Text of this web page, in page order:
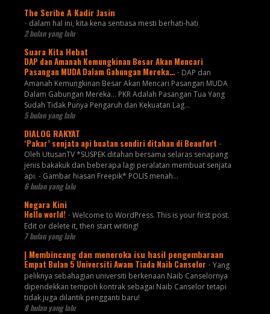
The Scribe A Kadir Jasin
- dalam hal ini, kita kena sentiasa mesti berhati-hati
2 bulan yang lalu
Suara Kita Hebat
DAP dan Amanah Kemungkinan Besar Akan Mencari
Pasangan MUDA Dalam Gabungan Mereka… - DAP dan
Amanah Kemungkinan Besar Akan Mencari Pasangan MUDA
Dalam Gabungan Mereka… PKR Adalah Pasangan Tua Yang
Sudah Tidak Punya Pengaruh dan Kekuatan Lag...
5 bulan yang lalu
DIALOG RAKYAT
‘Pakar’ senjata api buatan sendiri ditahan di Beaufort -
Oleh UtusanTV *SUSPEK ditahan bersama selaras senapang
jenis bakakuk dan beberapa lagi peralatan membuat senjata
api. - Gambar hiasan Freepik* POLIS menah...
6 bulan yang lalu
Negara Kini
Hello world! - Welcome to WordPress. This is your first post.
Edit or delete it, then start writing!
7 bulan yang lalu
| Membincang dan meneroka isu hasil pengembaraan
Empat Bulan 5 Universiti Awam Tiada Naib Canselor - Yang
peliknya sebahagian universiti berkenaan Naib Canselornya
dipendekkan tempoh kontrak sebagai Naib Canselor tetapi
tidak juga dilantik pengganti baru!
8 bulan yang lalu